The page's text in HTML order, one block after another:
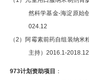
然科学基金-海淀原始
024.12
（2 ）阿霉素前药自组装纳米
主持） 2016.1-2018.12
973计划资助项目 ：